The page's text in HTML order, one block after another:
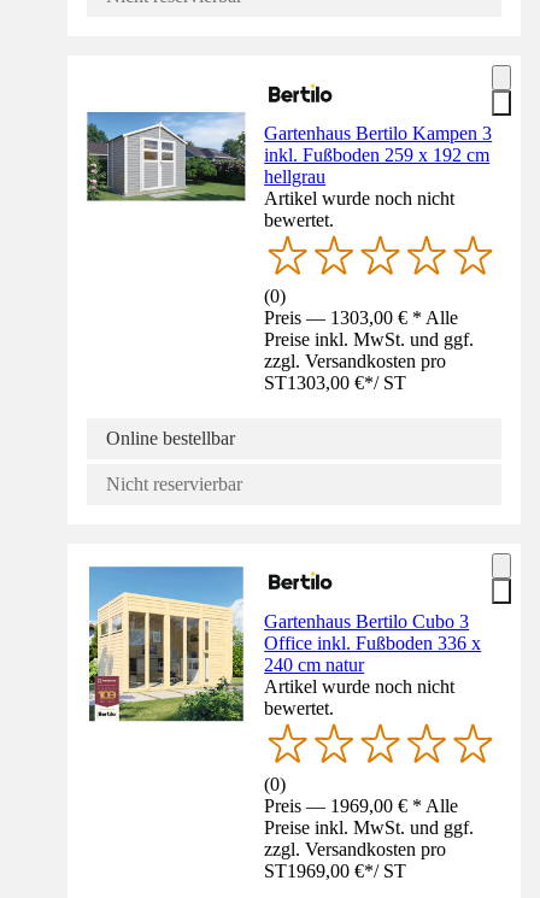
Gartenhaus Bertilo Kampen 3
inkl. Fußboden 259 x 192 cm
hellgrau
Artikel wurde noch nicht
bewertet.
(0)
Preis — 1303,00 € * Alle
Preise inkl. MwSt. und ggf.
zzgl. Versandkosten pro
ST1303,00 €*/ ST
Online bestellbar
Nicht reservierbar
Gartenhaus Bertilo Cubo 3
Office inkl. Fußboden 336 x
240 cm natur
Artikel wurde noch nicht
bewertet.
(0)
Preis — 1969,00 € * Alle
Preise inkl. MwSt. und ggf.
zzgl. Versandkosten pro
ST1969,00 €*/ ST